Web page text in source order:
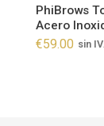
PhiBrows
Acero
€59.00 sin